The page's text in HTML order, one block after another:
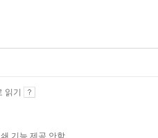
읽기
기능 제공 안함